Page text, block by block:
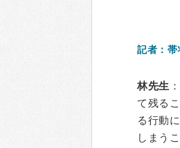
記者：帯
林先生
て残る
る行動
しまう